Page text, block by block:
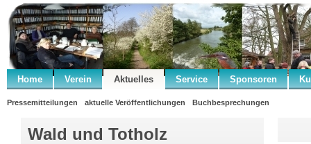
Home Verein Aktuelles Service Sponsoren
Pressemitteilungen aktuelle Veröffentlichungen Buchbesprechungen
Wald und Totholz